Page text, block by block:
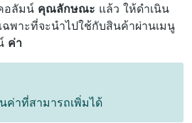
อลัมน์ คุณลักษณะ แล้ว ให้ดำเนิน
พาะที่จะนำไปใช้กับสินค้าผ่านเมนู
ค่า
ค่าที่สามารถเพิ่มได้